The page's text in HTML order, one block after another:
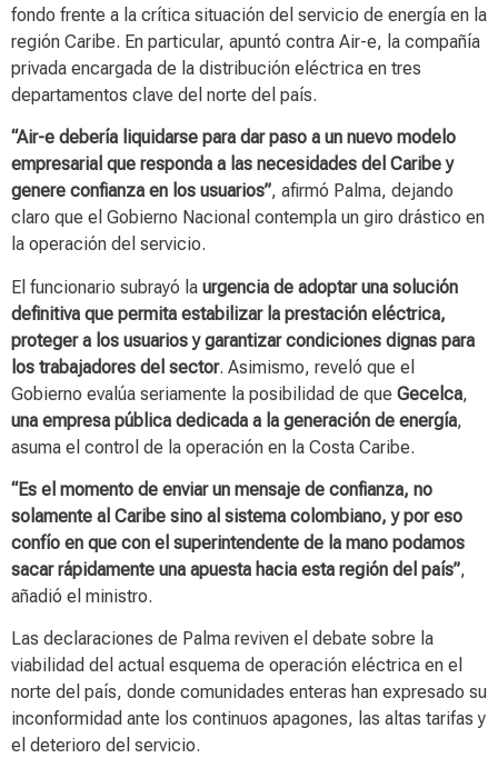
fondo frente a la crítica situación del servicio de energía en la
región Caribe. En particular, apuntó contra Air-e, la compañía
privada encargada de la distribución eléctrica en tres
departamentos clave del norte del país.
“Air-e debería liquidarse para dar paso a un nuevo modelo
empresarial que responda a las necesidades del Caribe y
genere confianza en los usuarios”, afirmó Palma, dejando
claro que el Gobierno Nacional contempla un giro drástico en
la operación del servicio.
El funcionario subrayó la urgencia de adoptar una solución
definitiva que permita estabilizar la prestación eléctrica,
proteger a los usuarios y garantizar condiciones dignas para
los trabajadores del sector. Asimismo, reveló que el
Gobierno evalúa seriamente la posibilidad de que Gecelca,
una empresa pública dedicada a la generación de energía,
asuma el control de la operación en la Costa Caribe.
“Es el momento de enviar un mensaje de confianza, no
solamente al Caribe sino al sistema colombiano, y por eso
confío en que con el superintendente de la mano podamos
sacar rápidamente una apuesta hacia esta región del país”,
añadió el ministro.
Las declaraciones de Palma reviven el debate sobre la
viabilidad del actual esquema de operación eléctrica en el
norte del país, donde comunidades enteras han expresado su
inconformidad ante los continuos apagones, las altas tarifas y
el deterioro del servicio.